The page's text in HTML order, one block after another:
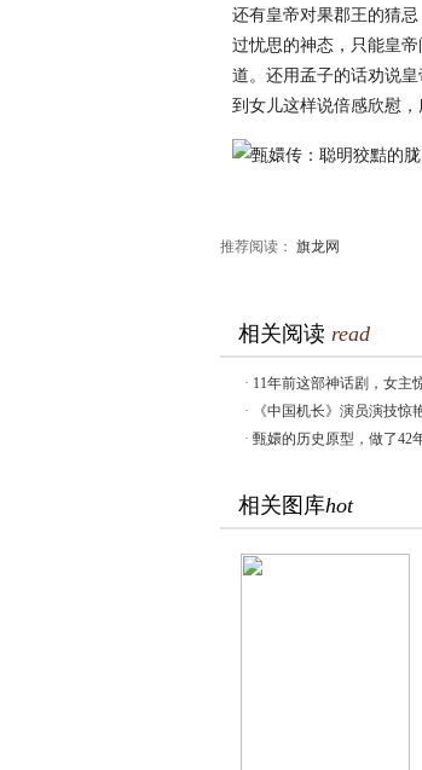
还有皇帝对果郡王的猜
过忧思的神态，只能皇
道。还用孟子的话劝说
到女儿这样说倍感欣慰，
推荐阅读： 旗龙网
相关阅读 read
· 11年前这部神话剧，女主
·
《中国机长》演员演技惊
· 甄嬛的历史原型，做了42
相关图库hot